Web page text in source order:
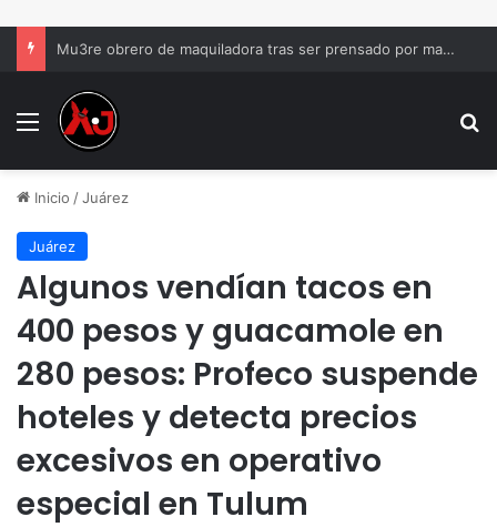
Mu3re obrero de maquiladora tras ser prensado por maquinaria
Menu
Inicio /Juárez
Juárez
Algunos vendían tacos en
400 pesos y guacamole en
280 pesos: Profeco suspende
hoteles y detecta precios
excesivos en operativo
especial en Tulum